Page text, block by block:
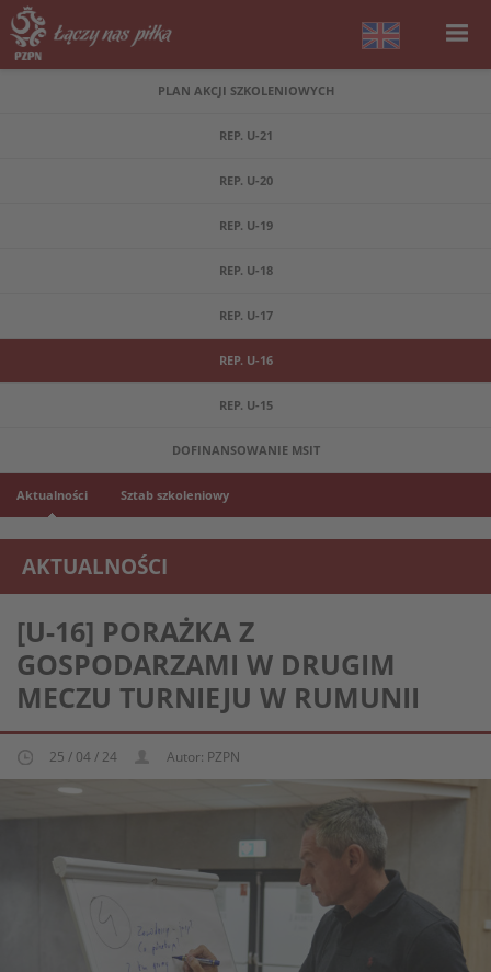
PLAN AKCJI SZKOLENIOWYCH
REP. U-21
REP. U-20
REP. U-19
REP. U-18
REP. U-17
REP. U-16
REP. U-15
DOFINANSOWANIE MSIT
Aktualności Sztab szkoleniowy
AKTUALNOŚCI
REPREZENTACJA MŁODZIEŻOWA U-16
[U-16] PORAŻKA Z
GOSPODARZAMI W DRUGIM
MECZU TURNIEJU W RUMUNII
25 / 04 / 24 Autor: PZPN